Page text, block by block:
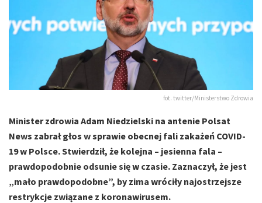
fot. twitter/Ministerstwo Zdrowia
Minister zdrowia Adam Niedzielski na antenie Polsat
News zabrał głos w sprawie obecnej fali zakażeń COVID-
19 w Polsce. Stwierdził, że kolejna – jesienna fala –
prawdopodobnie odsunie się w czasie. Zaznaczył, że jest
„mało prawdopodobne”, by zima wróciły najostrzejsze
restrykcje związane z koronawirusem.